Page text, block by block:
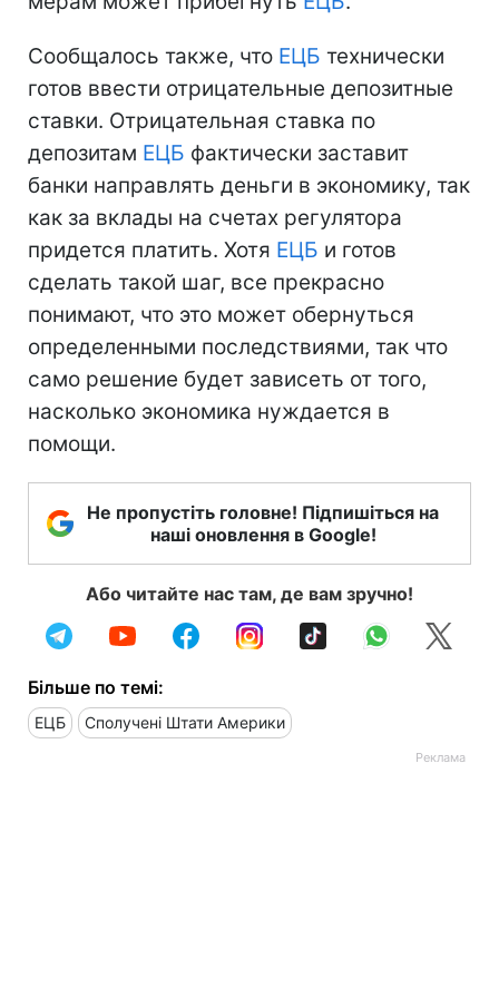
Сообщалось также, что ЕЦБ технически
готов ввести отрицательные депозитные
ставки. Отрицательная ставка по
депозитам ЕЦБ фактически заставит
банки направлять деньги в экономику, так
как за вклады на счетах регулятора
придется платить. Хотя ЕЦБ и готов
сделать такой шаг, все прекрасно
понимают, что это может обернуться
определенными последствиями, так что
само решение будет зависеть от того,
насколько экономика нуждается в
помощи.
Не пропустіть головне! Підпишіться на
наші оновлення в Google!
Або читайте нас там, де вам зручно!
Більше по темі:
ЕЦБ Сполучені Штати Америки